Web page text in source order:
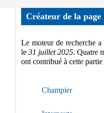
Créateur de la page
Le moteur de recherche
le 31 juillet 2025. Quatre
ont contribué à cette
Champier